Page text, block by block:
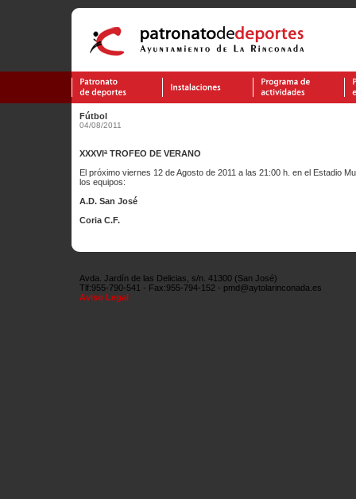
Fútbol
04/08/2011
XXXVIª TROFEO DE VERANO
El próximo viernes 12 de Agosto de 2011 a las 21:00 h. en el Estadio
los equipos:
A.D. San José
Coria C.F.
Avda. Jardín de las Delicias, s/n. 41300 (San José)
Tlf:955-790-541 - Fax:955-794-152 - pmd@aytolarinconada.es
Aviso Legal